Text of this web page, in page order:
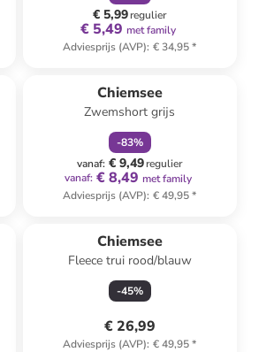
€ 5,99regulier
€ 5,49 met family
Adviesprijs (AVP): € 34,95*
Chiemsee
Zwemshort grijs
-83%
vanaf: € 9,49regulier
vanaf: € 8,49 met family
Adviesprijs (AVP): € 49,95*
Chiemsee
Fleece trui rood/blauw
-45%
€ 26,99
Adviesprijs (AVP): € 49,95*